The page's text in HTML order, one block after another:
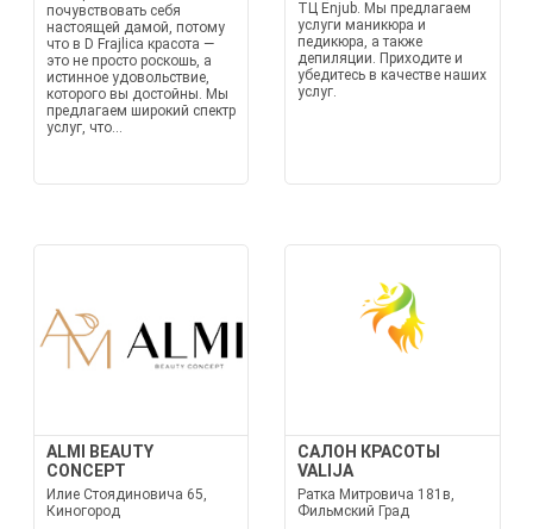
почувствовать себя
настоящей дамой, потому
что в D Frajlica красота —
это не просто роскошь, а
истинное удовольствие,
которого вы достойны. Мы
предлагаем широкий спектр
услуг, что...
ТЦ Enjub. Мы предлагаем
услуги маникюра и
педикюра, а также
депиляции. Приходите и
убедитесь в качестве наших
услуг.
ALMI BEAUTY
CONCEPT
Илие Стоядиновича 65,
Киногород
САЛОН КРАСОТЫ
VALIJA
Ратка Митровича 181в,
Фильмский Град